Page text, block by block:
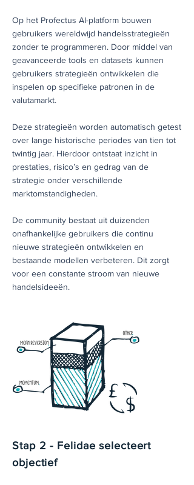
Op het Profectus AI-platform bouwen
gebruikers wereldwijd handelsstrategieën
zonder te programmeren. Door middel van
geavanceerde tools en datasets kunnen
gebruikers strategieën ontwikkelen die
inspelen op specifieke patronen in de
valutamarkt.
Deze strategieën worden automatisch getest
over lange historische periodes van tien tot
twintig jaar. Hierdoor ontstaat inzicht in
prestaties, risico’s en gedrag van de
strategie onder verschillende
marktomstandigheden.
De community bestaat uit duizenden
onafhankelijke gebruikers die continu
nieuwe strategieën ontwikkelen en
bestaande modellen verbeteren. Dit zorgt
voor een constante stroom van nieuwe
handelsideeën.
Stap 2 - Felidae selecteert
objectief